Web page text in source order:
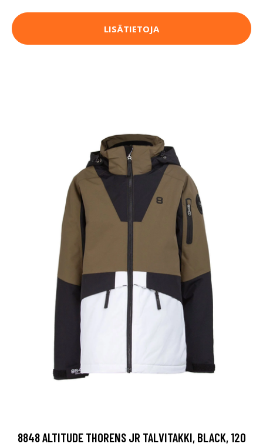
LISÄTIETOJA
8848 ALTITUDE THORENS JR TALVITAKKI, BLACK, 120